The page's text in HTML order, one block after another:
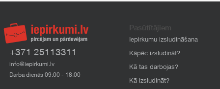
+371 25113311
info@iepirkumi.lv
Darba dienās 09:00 - 18:00
Pasūtītājiem
Iepirkumu izsludināšana
Kāpēc izsludināt?
Kā tas darbojas?
Kā izsludināt?